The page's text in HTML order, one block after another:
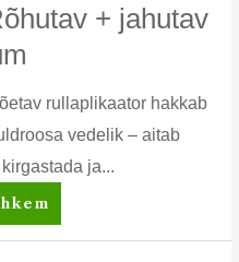
+ jahutav
rullaplikaator hakkab
vedelik – aitab
ja...